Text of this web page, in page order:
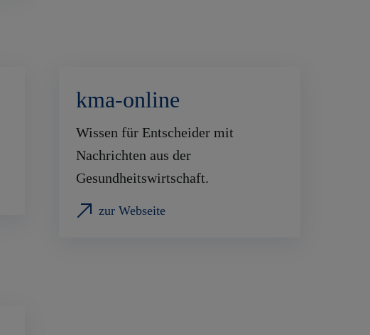
kma-online
Wissen für Entscheider mit
Nachrichten aus der
Gesundheitswirtschaft.
zur Webseite